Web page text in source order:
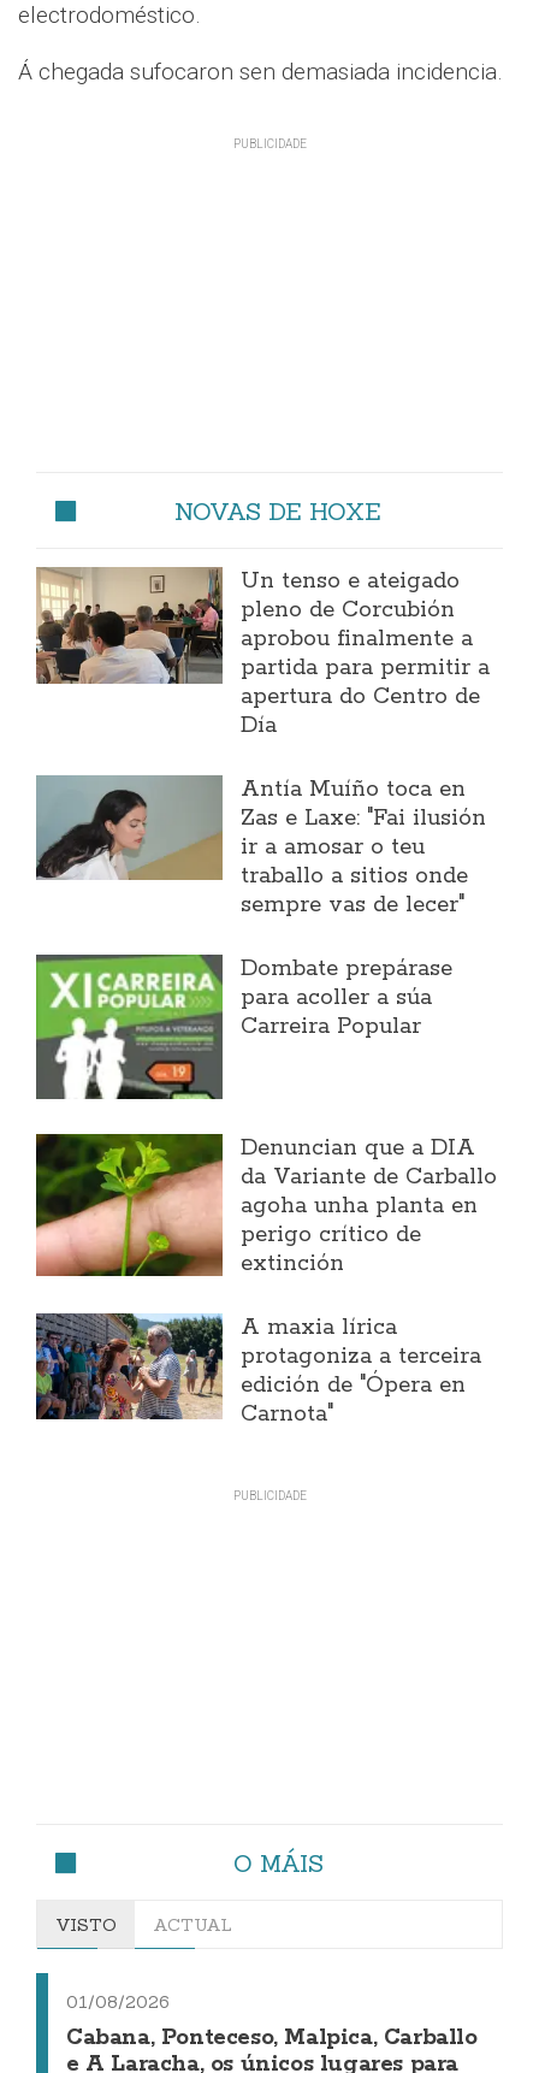
electrodoméstico.
Á chegada sufocaron sen demasiada incidencia.
NOVAS DE HOXE
Un tenso e ateigado
pleno de Corcubión
aprobou finalmente a
partida para permitir a
apertura do Centro de
Día
Antía Muíño toca en
Zas e Laxe: "Fai ilusión
ir a amosar o teu
traballo a sitios onde
sempre vas de lecer"
Dombate prepárase
para acoller a súa
Carreira Popular
Denuncian que a DIA
da Variante de Carballo
agoha unha planta en
perigo crítico de
extinción
A maxia lírica
protagoniza a terceira
edición de "Ópera en
Carnota"
O MÁIS
VISTO ACTUAL
01/08/2026
Cabana, Ponteceso, Malpica, Carballo
e A Laracha, os únicos lugares para